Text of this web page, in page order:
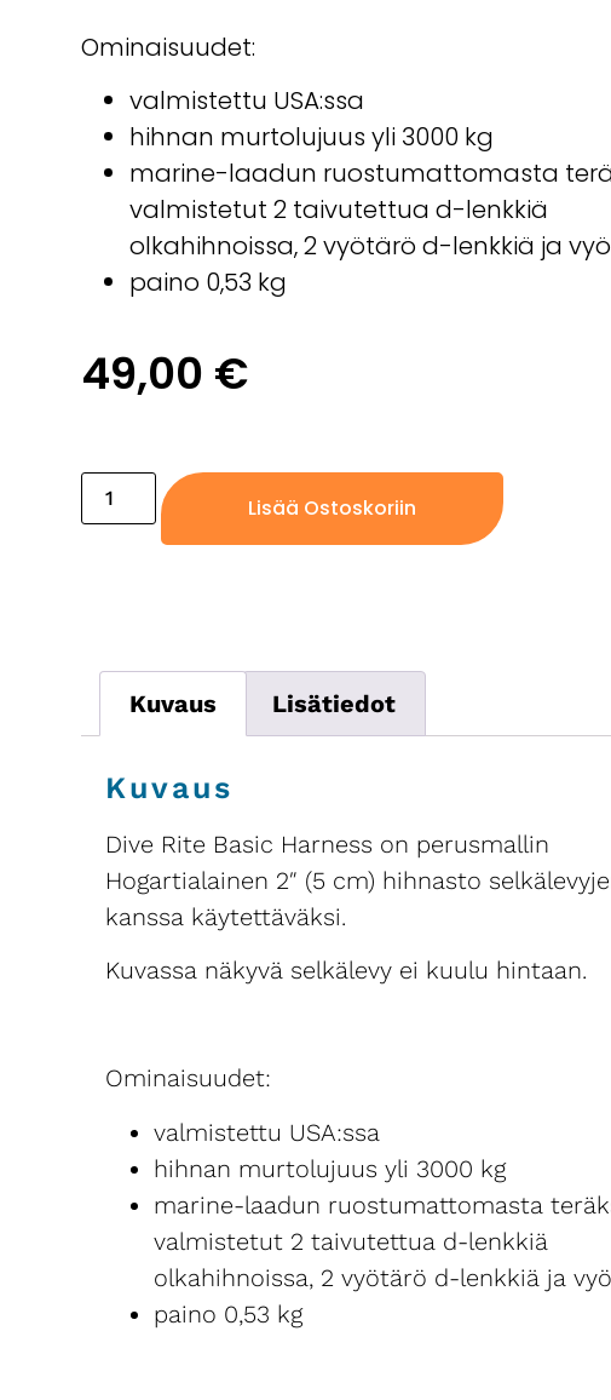
Ominaisuudet:
valmistettu USA:ssa
hihnan murtolujuus yli 3000 kg
marine-laadun ruostumattomasta
valmistetut 2 taivutettua d-lenkkiä
olkahihnoissa, 2 vyötärö d-lenkkiä ja
paino 0,53 kg
49,00 €
Lisää Ostoskoriin
Kuvaus Lisätiedot
Kuvaus
Dive Rite Basic Harness on perusmallin
Hogartialainen 2″ (5 cm) hihnasto
kanssa käytettäväksi.
Kuvassa näkyvä selkälevy ei kuulu hintaan.
Ominaisuudet:
valmistettu USA:ssa
hihnan murtolujuus yli 3000 kg
marine-laadun ruostumattomasta
valmistetut 2 taivutettua d-lenkkiä
olkahihnoissa, 2 vyötärö d-lenkkiä ja
paino 0,53 kg